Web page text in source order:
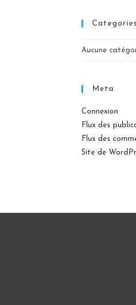
Categories
Aucune
Meta
Connexion
Flux des
Flux des
Site de